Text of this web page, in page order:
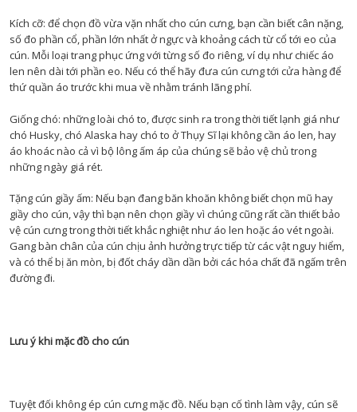
Kích cỡ: để chọn đồ vừa vặn nhất cho cún cưng, bạn cần biết cân nặng,
số đo phần cổ, phần lớn nhất ở ngực và khoảng cách từ cổ tới eo của
cún. Mỗi loại trang phục ứng với từng số đo riêng, ví dụ như chiếc áo
len nên dài tới phần eo. Nếu có thể hãy đưa cún cưng tới cửa hàng để
thứ quần áo trước khi mua về nhằm tránh lãng phí.
Giống chó: những loài chó to, được sinh ra trong thời tiết lạnh giá như
chó Husky, chó Alaska hay chó to ở Thụy Sĩ lại không cần áo len, hay
áo khoác nào cả vì bộ lông ấm áp của chúng sẽ bảo vệ chủ trong
những ngày giá rét.
Tặng cún giầy ấm: Nếu bạn đang băn khoăn không biết chọn mũ hay
giầy cho cún, vậy thì bạn nên chọn giầy vì chúng cũng rất cần thiết bảo
vệ cún cưng trong thời tiết khắc nghiệt như áo len hoặc áo vét ngoài.
Gang bàn chân của cún chịu ảnh hưởng trực tiếp từ các vật nguy hiểm,
và có thể bị ăn mòn, bị đốt cháy dần dần bởi các hóa chất đã ngấm trên
đường đi.
Lưu ý khi mặc đồ cho cún
Tuyệt đối không ép cún cưng mặc đồ. Nếu bạn cố tình làm vậy, cún sẽ